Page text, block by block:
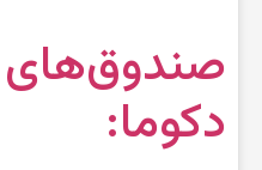
دکوما: